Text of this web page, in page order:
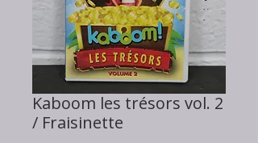
Kaboom les trésors vol. 2
/ Fraisinette